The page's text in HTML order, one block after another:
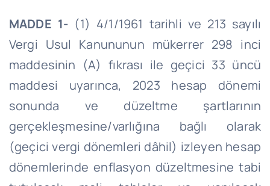
MADDE 1- (1) 4/1/1961 tarihli ve 213 sayılı
Vergi Usul Kanununun mükerrer 298 inci
maddesinin (A) fıkrası ile geçici 33 üncü
maddesi uyarınca, 2023 hesap dönemi
sonunda ve düzeltme şartlarının
gerçekleşmesine/varlığına bağlı olarak
(geçici vergi dönemleri dâhil) izleyen hesap
dönemlerinde enflasyon düzeltmesine tabi